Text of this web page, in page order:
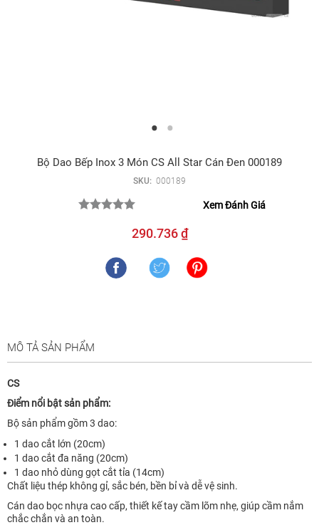
Bộ Dao Bếp Inox 3 Món CS All Star Cán Đen 000189
SKU: 000189
Xem Đánh Giá
290.736 ₫
MÔ TẢ SẢN PHẨM
CS
Điểm nổi bật sản phẩm:
Bộ sản phẩm gồm 3 dao:
1 dao cắt lớn (20cm)
1 dao cắt đa năng (20cm)
1 dao nhỏ dùng gọt cắt tỉa (14cm)
Chất liệu thép không gỉ, sắc bén, bền bỉ và dễ vệ sinh.
Cán dao bọc nhựa cao cấp, thiết kế tay cầm lõm nhẹ, giúp cầm nắm
chắc chắn và an toàn.